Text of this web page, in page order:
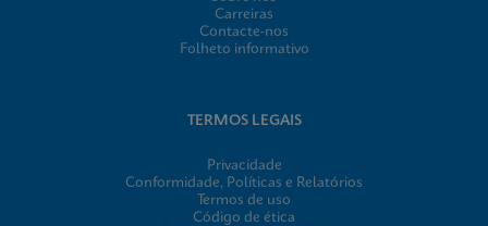
Carreiras
Contacte-nos
Folheto informativo
TERMOS LEGAIS
Privacidade
Conformidade, Políticas e Relatórios
Termos de uso
Código de ética